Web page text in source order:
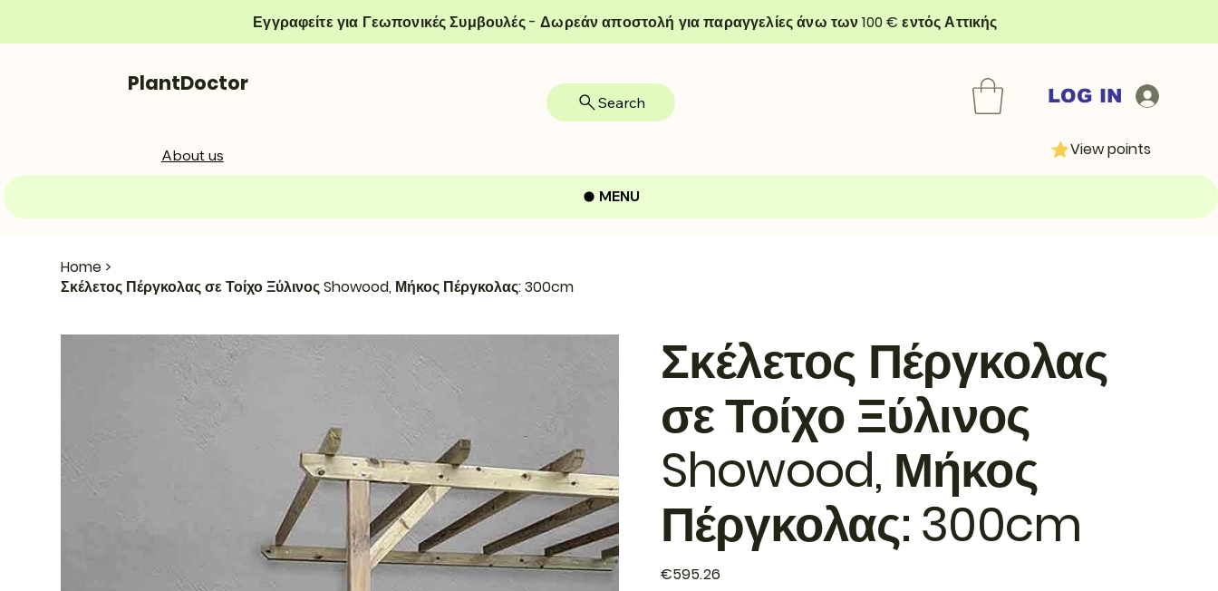
Home >
Σκέλετος Πέργκολας σε Τοίχο Ξύλινος Showood, Μήκος Πέργκολας: 300cm
Σκέλετος Πέργκολας
σε Τοίχο Ξύλινος
Showood, Μήκος
Πέργκολας: 300cm
€595.26
Εγγραφείτε για Γεωπονικές Συμβουλές - Δωρεάν αποστολή για παραγγελίες άνω των 100 € εντός Αττικής
PlantDoctor
Search
MENU
LOG IN
About us View points